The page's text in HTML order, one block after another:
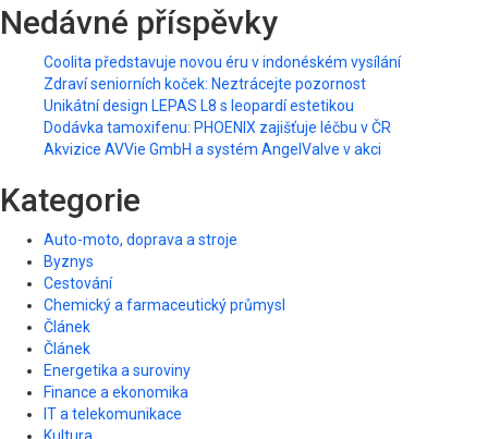
Nedávné příspěvky
Coolita představuje novou éru v indonéském vysílání
Zdraví seniorních koček: Neztrácejte pozornost
Unikátní design LEPAS L8 s leopardí estetikou
Dodávka tamoxifenu: PHOENIX zajišťuje léčbu v ČR
Akvizice AVVie GmbH a systém AngelValve v akci
Kategorie
Auto-moto, doprava a stroje
Byznys
Cestování
Chemický a farmaceutický průmysl
Článek
Článek
Energetika a suroviny
Finance a ekonomika
IT a telekomunikace